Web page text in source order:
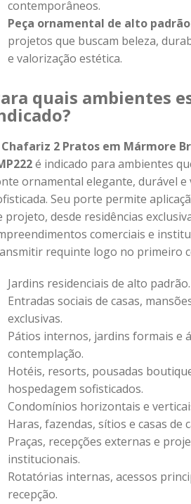
contemporâneos.
Peça ornamental de alto
projetos que buscam beleza,
e valorização estética.
quais ambientes
Chafariz 2 Pratos em Mármore
é indicado para ambientes
ornamental elegante, durável e
Seu porte permite
projeto, desde residências
comerciais e
requinte logo no primeiro
Jardins residenciais de alto padrão.
Entradas sociais de casas,
exclusivas.
Pátios internos, jardins formais e
contemplação.
Hotéis, resorts, pousadas
hospedagem sofisticados.
Condomínios horizontais e
Haras, fazendas, sítios e casas de
Praças, recepções externas e
institucionais.
Rotatórias internas, acessos
recepção.